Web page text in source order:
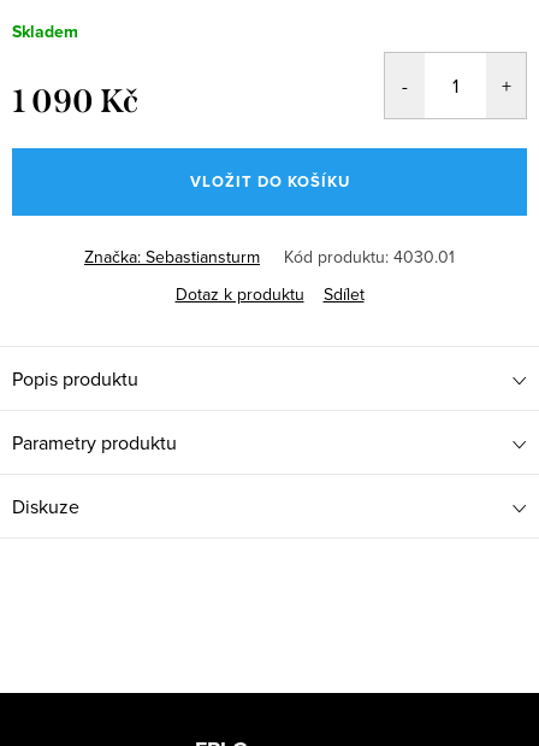
Skladem
1 090 Kč
cena:
VLOŽIT DO KOŠÍKU
Značka: Sebastiansturm Kód produktu: 4030.01
Dotaz k produktu
Sdílet
Popis produktu
Parametry produktu
Diskuze